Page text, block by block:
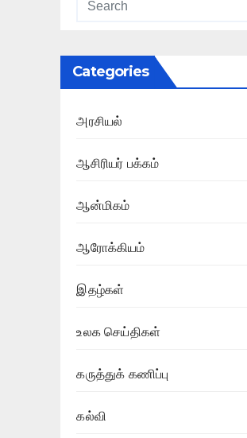
Categories
அரசியல்
ஆசிரியர் பக்கம்
ஆன்மிகம்
ஆரோக்கியம்
இதழ்கள்
உலக செய்திகள்
கருத்துக் கணிப்பு
கல்வி